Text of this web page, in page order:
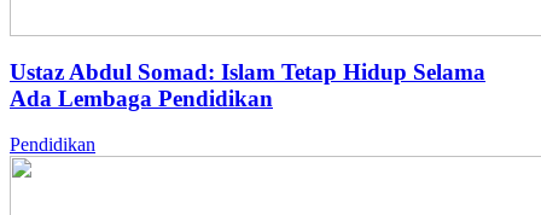
Ustaz Abdul Somad: Islam Tetap Hidup Selama
Ada Lembaga Pendidikan
Pendidikan